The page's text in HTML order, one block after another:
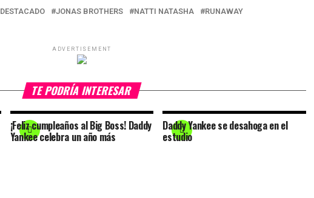
DESTACADO JONAS BROTHERS NATTI NATASHA
RUNAWAY
ADVERTISEMENT
TE PODRÍA INTERESAR
¡Feliz cumpleaños al Big Boss! Daddy
Yankee celebra un año más
Daddy Yankee se desahoga en el
estudio